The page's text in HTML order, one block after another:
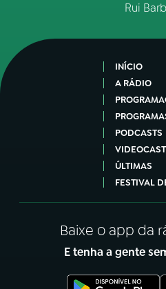
Rui
INÍCIO
A RÁDIO
PODCASTS
ÚLTIMAS
FESTIVAL
Baixe o app da
E tenha a gente